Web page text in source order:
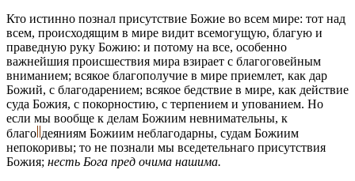
Кто истинно познал присутствие Божие во всем мире: тот над
всем, происходящим в мире видит всемогущую, благую и
праведную руку Божию: и потому на все, особенно
важнейшия происшествия мира взирает с благоговейным
вниманием; всякое благополучие в мире приемлет, как дар
Божий, с благодарением; всякое бедствие в мире, как действие
суда Божия, с покорностию, с терпением и упованием. Но
если мы вообще к делам Божиим невнимательны, к
благо деяниям Божиим неблагодарны, судам Божиим
непокоривы; то не познали мы вседетельнаго присутствия
Божия; несть Бога пред очима нашима.